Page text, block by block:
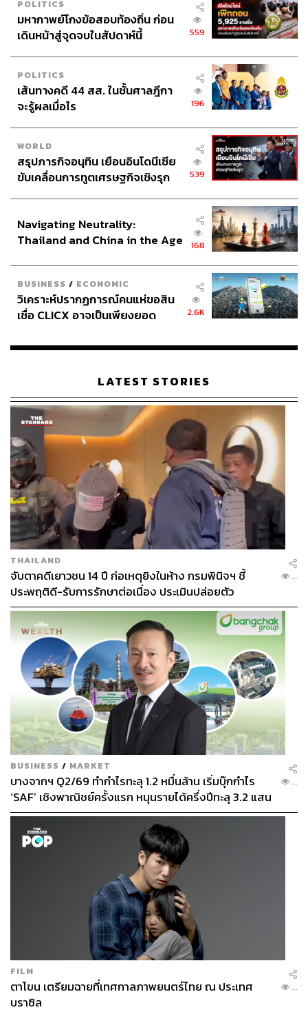
POLITICS
มหากาพย์โกงข้อสอบท้องถิ่น ก่อน
เดินหน้าสู่จุดจบในสัปดาห์นี้
559
POLITICS
เส้นทางคดี 44 สส. ในชั้นศาลฎีกา
จะรู้ผลเมื่อไร
196
WORLD
สรุปภารกิจอนุทิน เยือนอินโดนีเซีย
ขับเคลื่อนการทูตเศรษฐกิจเชิงรุก
539
Navigating Neutrality:
Thailand and China in the Age
168
BUSINESS / ECONOMIC
วิเคราะห์ปรากฏการณ์คนแห่ขอสิน
เชื่อ CLICX อาจเป็นเพียงยอด
เรือนไทยที่ถูกซุกไว้
2.6K
LATEST STORIES
THAILAND
จับตาคดีเยาวชน 14 ปี ก่อเหตุยิงในห้าง กรมพินิจฯ ชี้
ประพฤติดี-รับการรักษาต่อเนื่อง ประเมินปล่อยตัว
...
BUSINESS / MARKET
บางจากฯ Q2/69 ทำกำไรทะลุ 1.2 หมื่นล้าน เริ่มบุ๊กกำไร
‘SAF’ เชิงพาณิชย์ครั้งแรก หนุนรายได้ครึ่งปีทะลุ 3.2 แสน
ล้าน
...
FILM
ตาโขน เตรียมฉายที่เทศกาลภาพยนตร์ไทย ณ ประเทศ
บราซิล
...